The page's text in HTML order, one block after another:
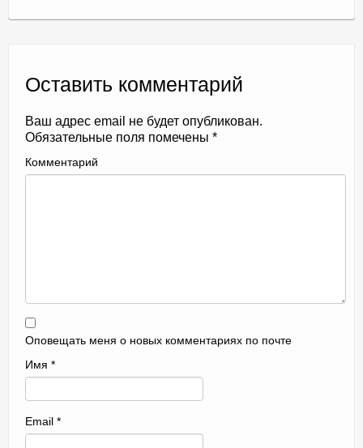
Оставить комментарий
Ваш адрес email не будет опубликован.
Обязательные поля помечены *
Комментарий
Оповещать меня о новых комментариях по почте
Имя *
Email *